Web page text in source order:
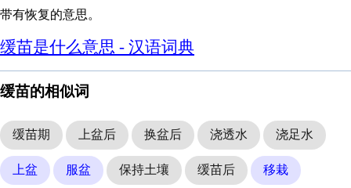
带有恢复的意思。
缓苗是什么意思 - 汉语词典
缓苗的相似词
缓苗期 上盆后 换盆后 浇透水 浇足水
上盆 服盆 保持土壤 缓苗后 移栽